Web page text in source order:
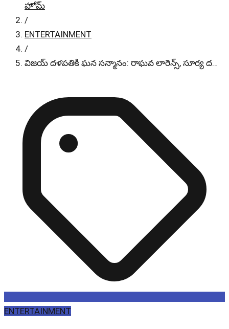
హోమ్
/
ENTERTAINMENT
/
విజయ్ దళపతికి ఘన సన్మానం: రాఘవ లారెన్స్, సూర్య ద…
ENTERTAINMENT